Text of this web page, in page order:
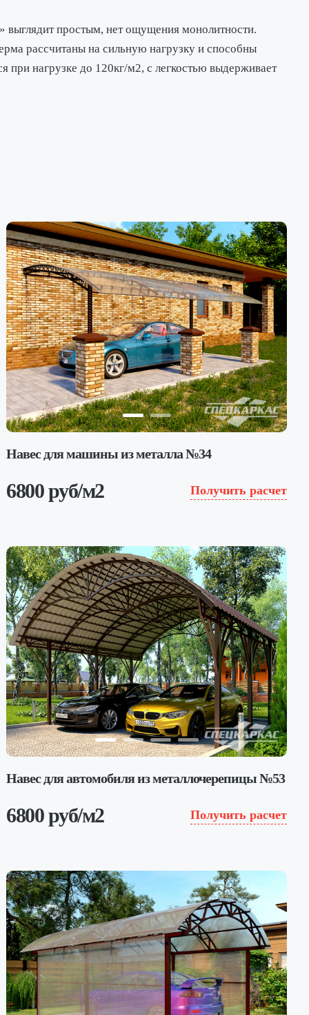
выглядит простым, нет ощущения монолитности.
рассчитаны на сильную нагрузку и способны
при нагрузке до 120кг/м2, с легкостью выдерживает
Навес для машины из металла №34
6800 руб/м2 Получить расчет
Навес для автомобиля из металлочерепицы №53
6800 руб/м2 Получить расчет